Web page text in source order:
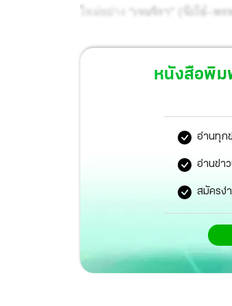
ใหม่อย่าง
“เจนจิรา” (จ๊ะโอ๋–พ
หนังสือพิม
อ่านทุก
อ่านข่า
สมัครง่